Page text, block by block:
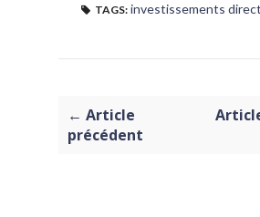
TAGS: investissements
← Article
précédent